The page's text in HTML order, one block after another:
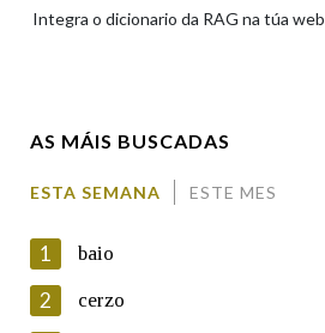
Pertence a
Integra o dicionario da RAG na túa web
AS MÁIS BUSCADAS
ESTA SEMANA ESTE MES
1 baio
2 cerzo